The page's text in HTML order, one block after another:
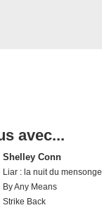
avec...
Shelley Conn
Liar : la nuit du mensonge
By Any Means
Strike Back